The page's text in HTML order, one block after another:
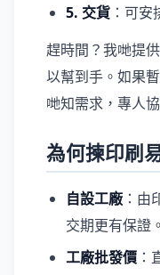
5. 交貨 ：可
趕時間？我哋提
以幫到手。如果
哋知需求，專人
為何揀印刷
自設工廠 ：
交期更有保證。
工廠批發價 ：